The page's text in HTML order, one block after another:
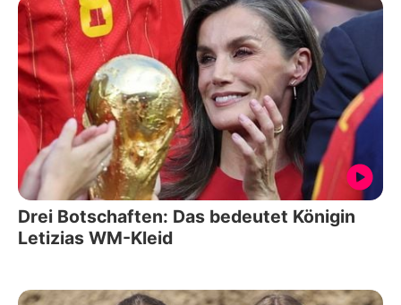
Drei Botschaften: Das bedeutet Königin
Letizias WM-Kleid